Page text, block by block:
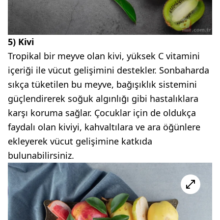
5) Kivi
Tropikal bir meyve olan kivi, yüksek C vitamini
içeriği ile vücut gelişimini destekler. Sonbaharda
sıkça tüketilen bu meyve, bağışıklık sistemini
güçlendirerek soğuk algınlığı gibi hastalıklara
karşı koruma sağlar. Çocuklar için de oldukça
faydalı olan kiviyi, kahvaltılara ve ara öğünlere
ekleyerek vücut gelişimine katkıda
bulunabilirsiniz.